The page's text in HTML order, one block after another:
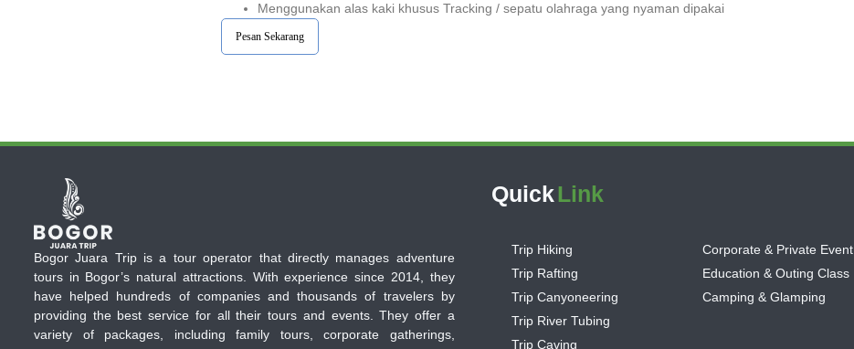
Menggunakan alas kaki khusus Tracking / sepatu olahraga yang nyaman dipakai
Pesan Sekarang
Bogor Juara Trip is a tour operator that directly manages adventure
tours in Bogor’s natural attractions. With experience since 2014, they
have helped hundreds of companies and thousands of travelers by
providing the best service for all their tours and events. They offer a
variety of packages, including family tours, corporate gatherings,
QuickLink
Trip Hiking
Trip Rafting
Trip Canyoneering
Trip River Tubing
Trip Caving
Corporate & Private Event
Education & Outing Class
Camping & Glamping